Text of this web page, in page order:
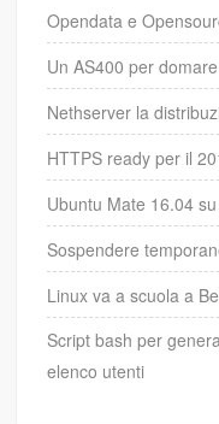
Opendata e
Un AS400 per
Nethserver la
HTTPS ready per il
Ubuntu Mate 16.04
Sospendere
Linux va a scuola a
Script bash per
elenco utenti